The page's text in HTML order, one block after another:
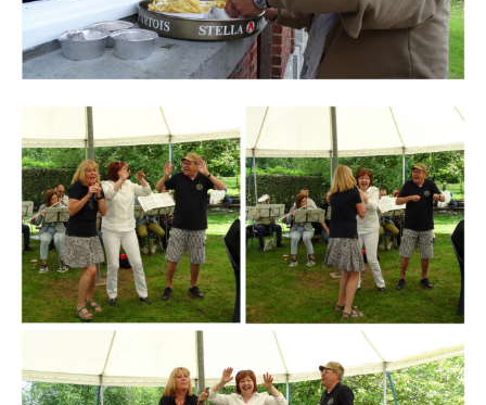
Branding
ARMCHAIR